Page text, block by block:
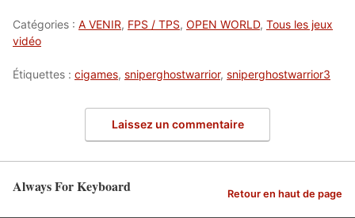
Catégories : A VENIR, FPS / TPS, OPEN WORLD, Tous les jeux
vidéo
Étiquettes : cigames, sniperghostwarrior, sniperghostwarrior3
Laissez un commentaire
Always For Keyboard Retour en haut de page